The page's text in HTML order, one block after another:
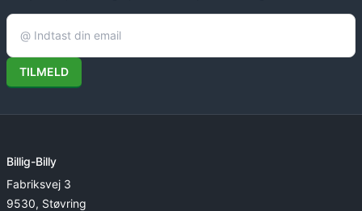
TILMELD
Billig-Billy
Fabriksvej 3
9530, Støvring